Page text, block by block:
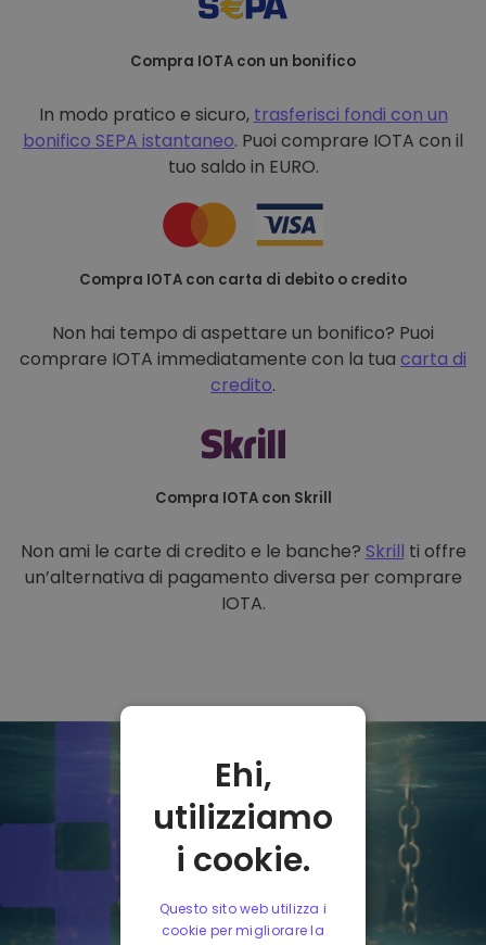
Compra IOTA con un bonifico
In modo pratico e sicuro, trasferisci fondi con un
bonifico SEPA istantaneo. Puoi comprare IOTA con il
tuo saldo in EURO.
Compra IOTA con carta di debito o credito
Non hai tempo di aspettare un bonifico? Puoi
comprare IOTA immediatamente con la tua carta di
credito.
Compra IOTA con Skrill
Non ami le carte di credito e le banche? Skrill ti offre
un’alternativa di pagamento diversa per comprare
IOTA.
Ehi,
utilizziamo
i cookie.
Questo sito web utilizza i
cookie per migliorare la